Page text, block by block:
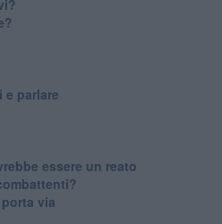
parlare
essere un reato
via